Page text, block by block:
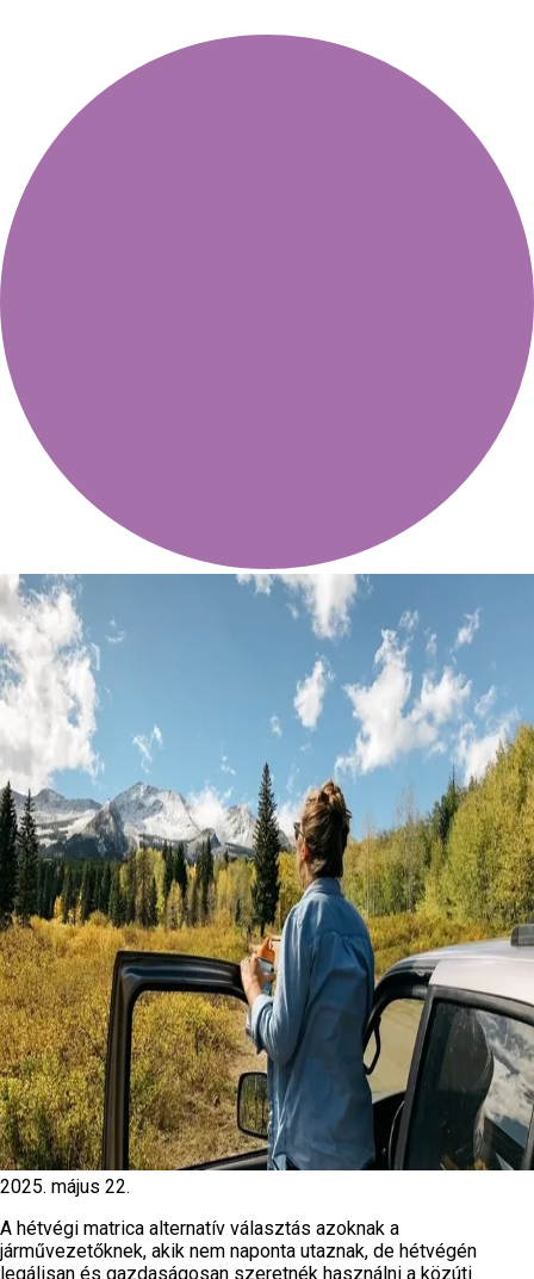
2025. május 22.
A hétvégi matrica alternatív választás azoknak a
járművezetőknek, akik nem naponta utaznak, de hétvégén
legálisan és gazdaságosan szeretnék használni a közúti